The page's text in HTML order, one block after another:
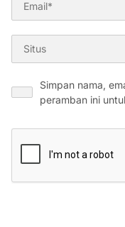
Simpan nama,
peramban ini